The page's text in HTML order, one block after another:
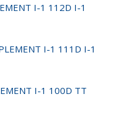
I-1 112D I-1
I-1 111D I-1
I-1 100D TT